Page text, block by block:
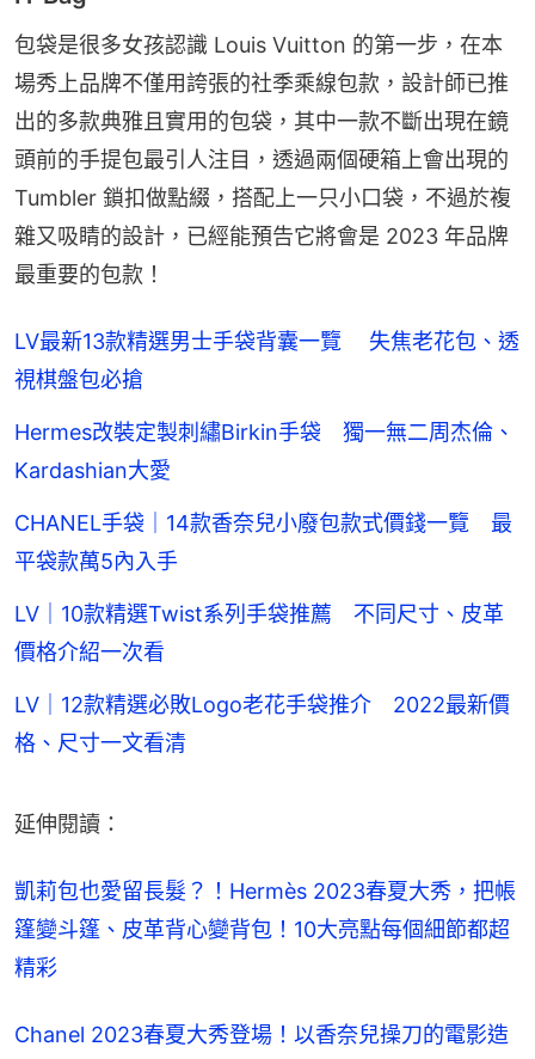
包袋是很多女孩認識 Louis Vuitton 的第一步，在本
場秀上品牌不僅用誇張的社季乘線包款，設計師已推
出的多款典雅且實用的包袋，其中一款不斷出現在鏡
頭前的手提包最引人注目，透過兩個硬箱上會出現的
Tumbler 鎖扣做點綴，搭配上一只小口袋，不過於複
雜又吸睛的設計，已經能預告它將會是 2023 年品牌
最重要的包款！
LV最新13款精選男士手袋背囊一覽 失焦老花包、透
視棋盤包必搶
Hermes改裝定製刺繡Birkin手袋 獨一無二周杰倫、
Kardashian大愛
CHANEL手袋｜14款香奈兒小廢包款式價錢一覽 最
平袋款萬5內入手
LV｜10款精選Twist系列手袋推薦 不同尺寸、皮革
價格介紹一次看
LV｜12款精選必敗Logo老花手袋推介 2022最新價
格、尺寸一文看清
延伸閱讀：
凱莉包也愛留長髮？！Hermès 2023春夏大秀，把帳
篷變斗篷、皮革背心變背包！10大亮點每個細節都超
精彩
Chanel 2023春夏大秀登場！以香奈兒操刀的電影造